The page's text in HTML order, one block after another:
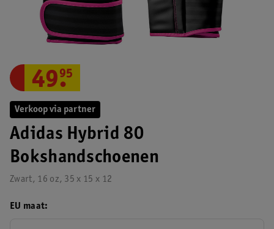
Verkoop via partner
Adidas Hybrid 80
Bokshandschoenen
Zwart, 16 oz, 35 x 15 x 12
49.
95
EU maat